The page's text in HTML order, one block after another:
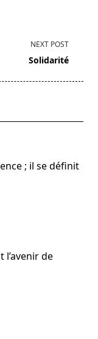
NEXT POST
Solidarité
; il se définit
de